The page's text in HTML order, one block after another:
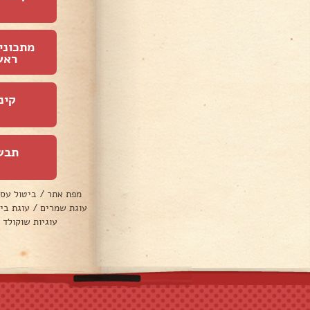
מפת אתר / ביטול
עוגת שמרים / עוגת
עוגיות